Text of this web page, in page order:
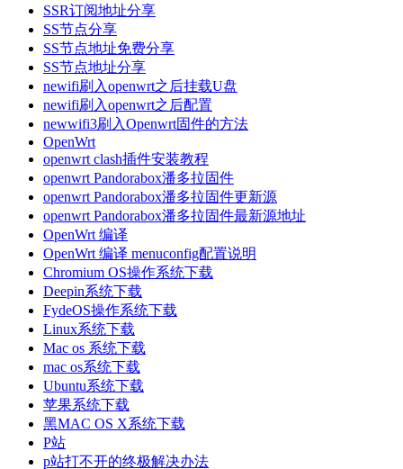
SSR订阅地址分享
SS节点分享
SS节点地址免费分享
SS节点地址分享
newifi刷入openwrt之后挂载U盘
newifi刷入openwrt之后配置
newwifi3刷入Openwrt固件的方法
OpenWrt
openwrt clash插件安装教程
openwrt Pandorabox潘多拉固件
openwrt Pandorabox潘多拉固件更新源
openwrt Pandorabox潘多拉固件最新源地址
OpenWrt 编译
OpenWrt 编译 menuconfig配置说明
Chromium OS操作系统下载
Deepin系统下载
FydeOS操作系统下载
Linux系统下载
Mac os 系统下载
mac os系统下载
Ubuntu系统下载
苹果系统下载
黑MAC OS X系统下载
P站
p站打不开的终极解决办法